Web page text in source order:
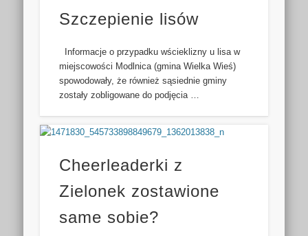
Szczepienie lisów
Informacje o przypadku wścieklizny u lisa w
miejscowości Modlnica (gmina Wielka Wieś)
spowodowały, że również sąsiednie gminy
zostały zobligowane do podjęcia …
Cheerleaderki z
Zielonek zostawione
same sobie?